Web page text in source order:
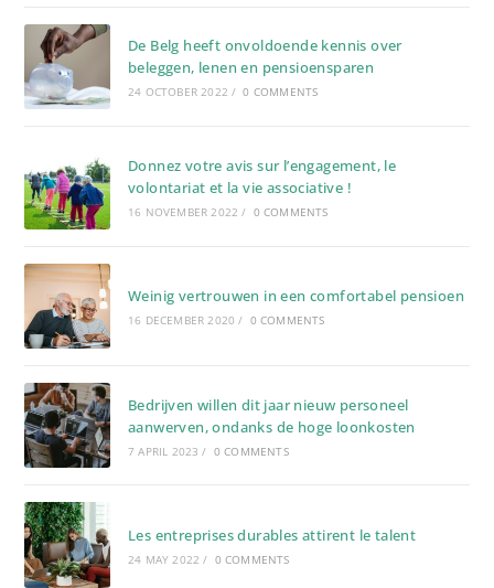
De Belg heeft onvoldoende kennis over
beleggen, lenen en pensioensparen
24 OCTOBER 2022 / 0 COMMENTS
Donnez votre avis sur l’engagement, le
volontariat et la vie associative !
16 NOVEMBER 2022 / 0 COMMENTS
Weinig vertrouwen in een comfortabel pensioen
16 DECEMBER 2020 / 0 COMMENTS
Bedrijven willen dit jaar nieuw personeel
aanwerven, ondanks de hoge loonkosten
7 APRIL 2023 / 0 COMMENTS
Les entreprises durables attirent le talent
24 MAY 2022 / 0 COMMENTS